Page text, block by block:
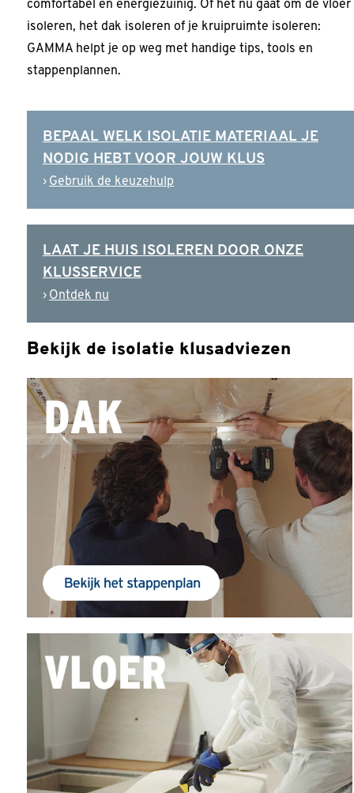
comfortabel en energiezuinig. Of het nu gaat om de vloer
isoleren, het dak isoleren of je kruipruimte isoleren:
GAMMA helpt je op weg met handige tips, tools en
stappenplannen.
BEPAAL WELK ISOLATIE MATERIAAL JE
NODIG HEBT VOOR JOUW KLUS
Gebruik de keuzehulp
LAAT JE HUIS ISOLEREN DOOR ONZE
KLUSSERVICE
Ontdek nu
Bekijk de isolatie klusadviezen